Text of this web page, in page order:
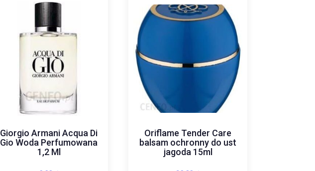
Giorgio Armani Acqua Di
Gio Woda Perfumowana
1,2 Ml
Oriflame Tender Care
balsam ochronny do ust
jagoda 15ml